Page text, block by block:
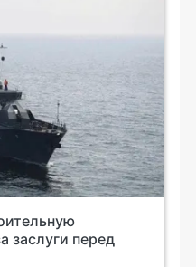
заслуги перед